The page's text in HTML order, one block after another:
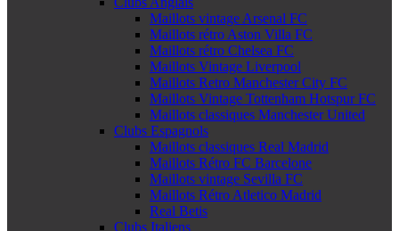
Maillots vintage Arsenal FC
Maillots rétro Aston Villa FC
Maillots rétro Chelsea FC
Maillots Vintage Liverpool
Maillots Retro Manchester City FC
Maillots Vintage Tottenham Hotspur FC
Maillots classiques Manchester United
Clubs Espagnols
Maillots classiques Real Madrid
Maillots Rétro FC Barcelone
Maillots vintage Sevilla FC
Maillots Rétro Atletico Madrid
Real Betis
Clubs Italiens